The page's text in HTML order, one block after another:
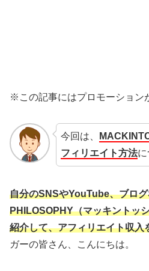
※この記事にはプロモーション
今回は、
フィリエイト方法に
自分のSNSやYouTube、ブロ
PHILOSOPHY（マッキントッ
紹介して、アフィリエイト収入
ガーの皆さん、こんにちは。